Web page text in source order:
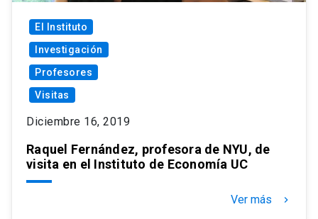
El Instituto
Investigación
Profesores
Visitas
Diciembre 16, 2019
Raquel Fernández, profesora de NYU, de
visita en el Instituto de Economía UC
Ver más keyboard_arrow_right